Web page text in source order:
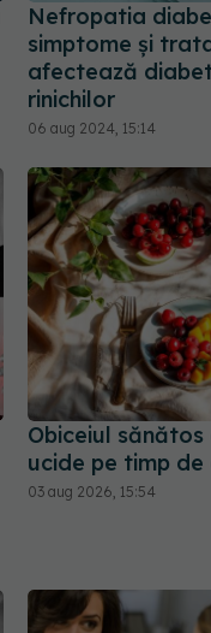
Nefropatia
simptome și
afectează
rinichilor
06 aug 2024, 15:14
Obiceiul
ucide pe timp de
03 aug 2026, 15:54